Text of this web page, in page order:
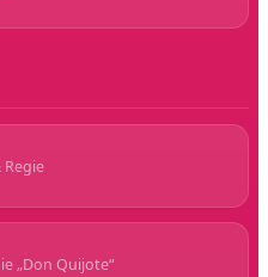
„Don Quijote“